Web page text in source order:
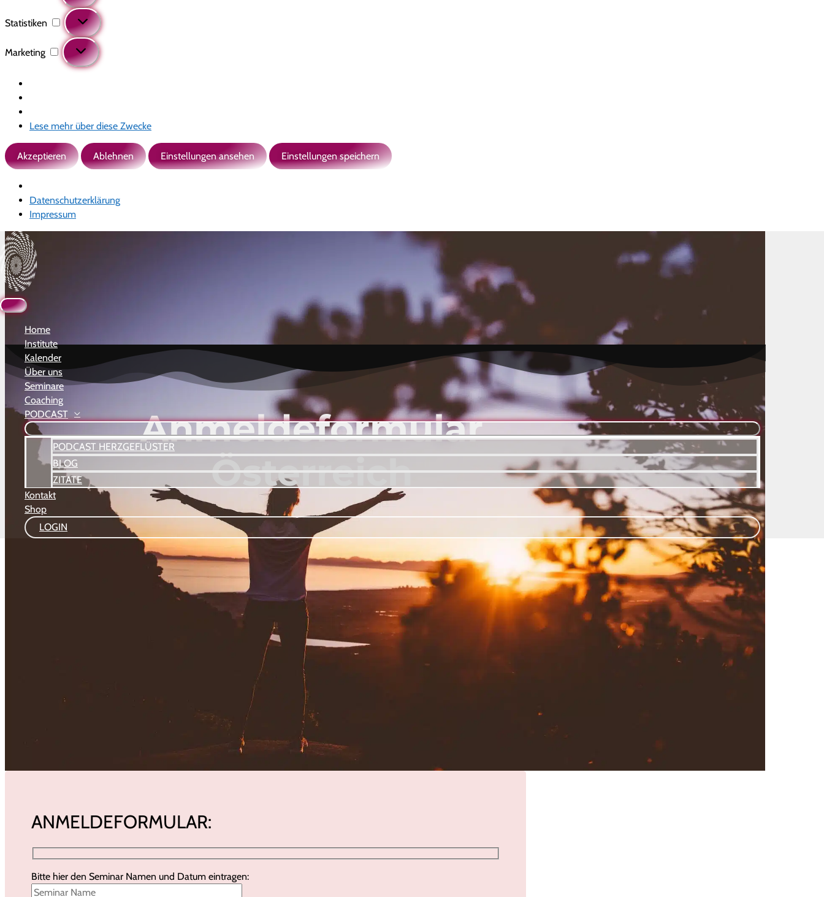
Statistiken
Marketing
Lese mehr über diese Zwecke
Akzeptieren Ablehnen Einstellungen ansehen Einstellungen speichern
Datenschutzerklärung
Impressum
Hauptmenü
Home
Institute
Kalender
Über uns
Seminare
Coaching
PODCAST
PODCAST HERZGEFLÜSTER
BLOG
ZITATE
Kontakt
Shop
LOGIN
Anmeldeformular
Österreich
ANMELDEFORMULAR:
Bitte hier den Seminar Namen und Datum eintragen: